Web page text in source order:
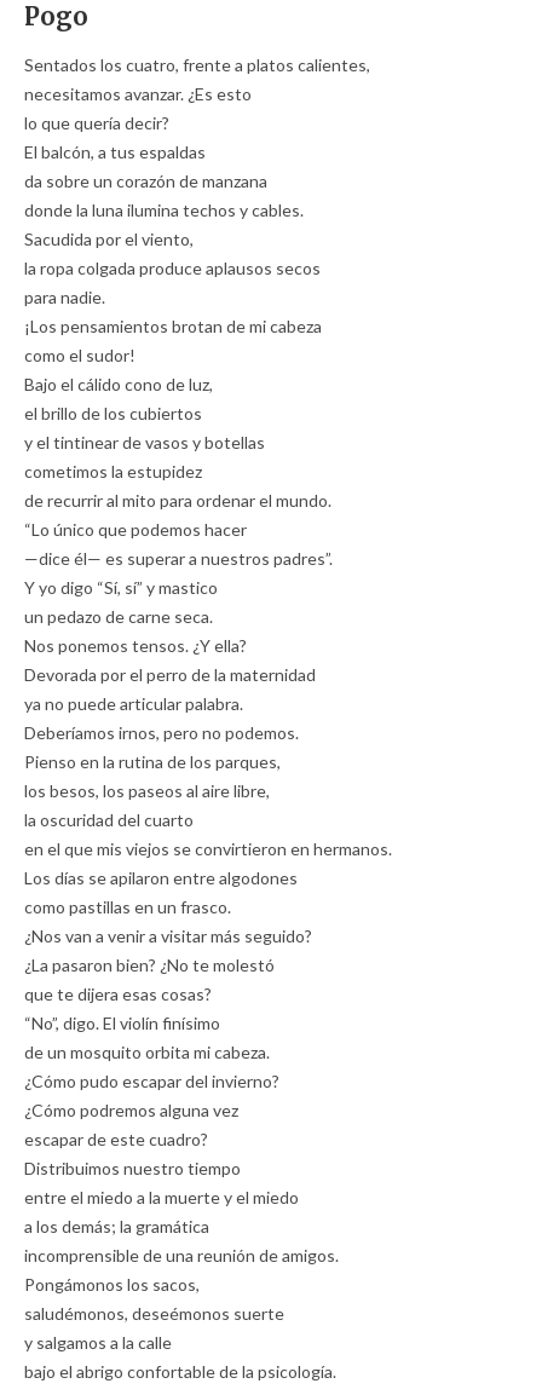
Pogo
Sentados los cuatro, frente a platos calientes,
necesitamos avanzar. ¿Es esto
lo que quería decir?
El balcón, a tus espaldas
da sobre un corazón de manzana
donde la luna ilumina techos y cables.
Sacudida por el viento,
la ropa colgada produce aplausos secos
para nadie.
¡Los pensamientos brotan de mi cabeza
como el sudor!
Bajo el cálido cono de luz,
el brillo de los cubiertos
y el tintinear de vasos y botellas
cometimos la estupidez
de recurrir al mito para ordenar el mundo.
“Lo único que podemos hacer
—dice él— es superar a nuestros padres”.
Y yo digo “Sí, sí” y mastico
un pedazo de carne seca.
Nos ponemos tensos. ¿Y ella?
Devorada por el perro de la maternidad
ya no puede articular palabra.
Deberíamos irnos, pero no podemos.
Pienso en la rutina de los parques,
los besos, los paseos al aire libre,
la oscuridad del cuarto
en el que mis viejos se convirtieron en hermanos.
Los días se apilaron entre algodones
como pastillas en un frasco.
¿Nos van a venir a visitar más seguido?
¿La pasaron bien? ¿No te molestó
que te dijera esas cosas?
“No”, digo. El violín finísimo
de un mosquito orbita mi cabeza.
¿Cómo pudo escapar del invierno?
¿Cómo podremos alguna vez
escapar de este cuadro?
Distribuimos nuestro tiempo
entre el miedo a la muerte y el miedo
a los demás; la gramática
incomprensible de una reunión de amigos.
Pongámonos los sacos,
saludémonos, deseémonos suerte
y salgamos a la calle
bajo el abrigo confortable de la psicología.